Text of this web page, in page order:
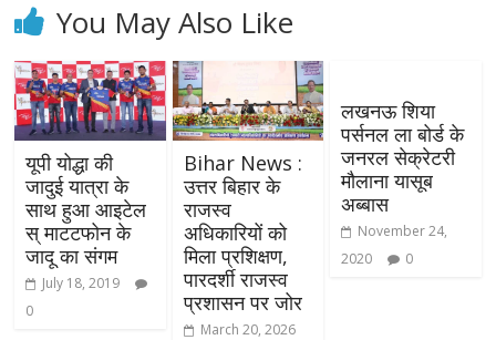
You May Also Like
यूपी योद्धा की
जादुई यात्रा के
साथ हुआ आइटेल
स् माटटफोन के
जादू का संगम
July 18, 2019
0
Bihar News :
उत्तर बिहार के
राजस्व
अधिकारियों को
मिला प्रशिक्षण,
पारदर्शी राजस्व
प्रशासन पर जोर
March 20, 2026
लखनऊ शिया
पर्सनल ला बोर्ड के
जनरल सेक्रेटरी
मौलाना यासूब
अब्बास
November 24,
2020
0